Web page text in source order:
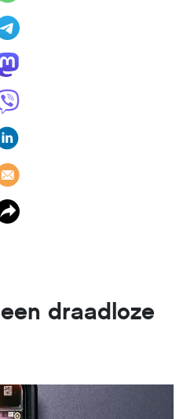
draadloze